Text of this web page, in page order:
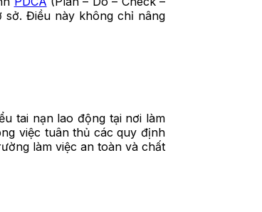
sở. Điều này không chỉ nâng
tai nạn lao động tại nơi làm
việc tuân thủ các quy định
làm việc an toàn và chất